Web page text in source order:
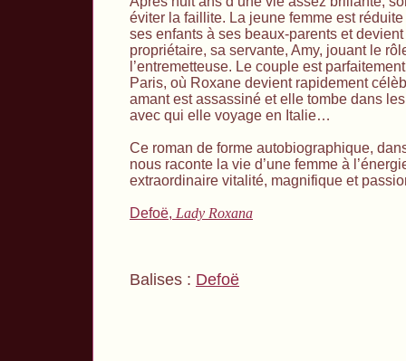
éviter la faillite. La jeune femme est
ses enfants à ses beaux-parents et
propriétaire, sa servante, Amy, jouant le
l’entremetteuse. Le couple est
Paris, où Roxane devient rapidement
amant est assassiné et elle tombe dans
avec qui elle voyage en Italie…
Ce roman de forme autobiographique,
nous raconte la vie d’une femme à
extraordinaire vitalité, magnifique et
Defoë, Lady Roxana
Balises : Defoë